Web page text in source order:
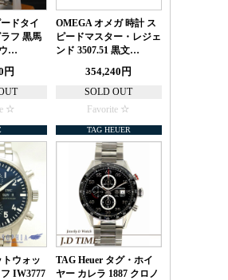
ドタイ
フ 黒馬
…
円
OMEGA オメガ 時計 ス
ピードマスター・レジェ
ンド 3507.51 黒文…
354,240円
SOLD OUT
Favorite
ウォッ
IW3777
TAG HEUER
TAG Heuer タグ・ホイ
ヤー カレラ 1887 クロノ